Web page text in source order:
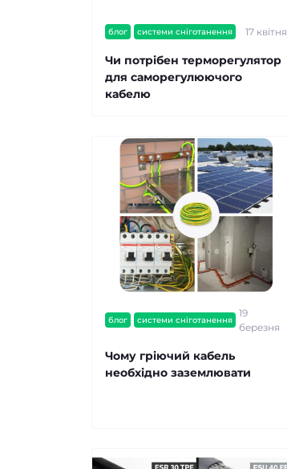
блог системи сніготанення 17 квітня
Чи потрібен терморегулятор
для саморегулюючого
кабелю
блог системи сніготанення
19
березня
Чому гріючий кабель
необхідно заземлювати